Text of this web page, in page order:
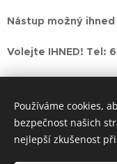
Nástup možný
Volejte IHNED! Tel:
Share
Používáme cookies,
bezpečnost našich
nejlepší zkušenost